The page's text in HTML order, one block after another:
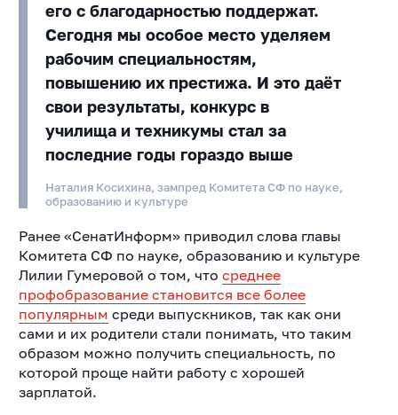
его с благодарностью поддержат.
Сегодня мы особое место уделяем
рабочим специальностям,
повышению их престижа. И это даёт
свои результаты, конкурс в
училища и техникумы стал за
последние годы гораздо выше
Наталия Косихина, зампред Комитета СФ по науке,
образованию и культуре
Ранее «СенатИнформ» приводил слова главы
Комитета СФ по науке, образованию и культуре
Лилии Гумеровой о том, что среднее
профобразование становится все более
популярным среди выпускников, так как они
сами и их родители стали понимать, что таким
образом можно получить специальность, по
которой проще найти работу с хорошей
зарплатой.